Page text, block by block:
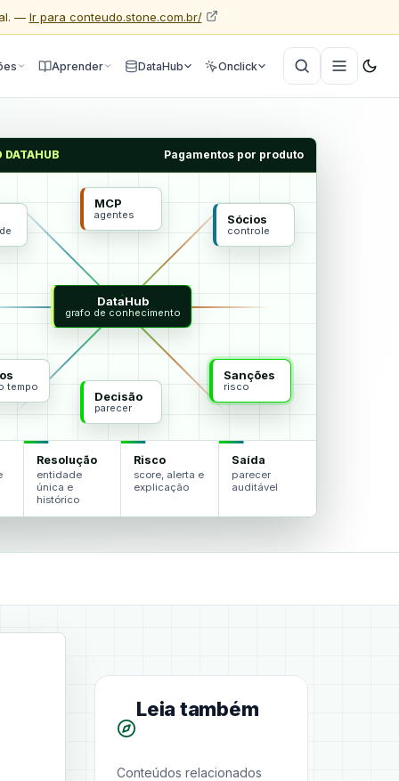
— Ir para conteudo.stone.com.br/
Aprender DataHub Onclick
DATAHUB Pagamentos por produto
Sócios
controle
tempo
Sanções
risco
MCP
agentes
Decisão
parecer
DataHub
grafo de conhecimento
Resolução
entidade
única e
histórico
Risco
score, alerta e
explicação
Saída
parecer
auditável
Leia também
Conteúdos relacionados